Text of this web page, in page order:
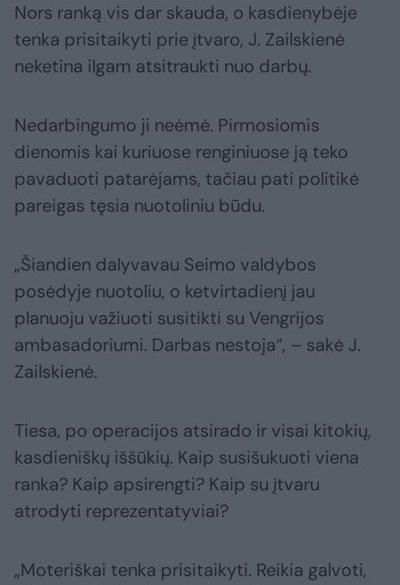
Nors ranką vis dar skauda, o kasdienybėje
tenka prisitaikyti prie įtvaro, J. Zailskienė
neketina ilgam atsitraukti nuo darbų.
Nedarbingumo ji neėmė. Pirmosiomis
dienomis kai kuriuose renginiuose ją teko
pavaduoti patarėjams, tačiau pati politikė
pareigas tęsia nuotoliniu būdu.
„Šiandien dalyvavau Seimo valdybos
posėdyje nuotoliu, o ketvirtadienį jau
planuoju važiuoti susitikti su Vengrijos
ambasadoriumi. Darbas nestoja“, – sakė J.
Zailskienė.
Tiesa, po operacijos atsirado ir visai kitokių,
kasdieniškų iššūkių. Kaip susišukuoti viena
ranka? Kaip apsirengti? Kaip su įtvaru
atrodyti reprezentatyviai?
„Moteriškai tenka prisitaikyti. Reikia galvoti,